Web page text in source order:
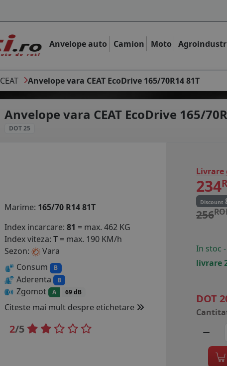
Anvelope auto Camion Moto
CEAT Anvelope vara CEAT EcoDrive 165/70R14 81T
Anvelope vara CEAT EcoDrive 165/
DOT 25
Marime: 165/70 R14 81T
Index incarcare: 81 = max. 462 KG
Index viteza: T = max. 190 KM/h
Sezon:
Vara
Consum
B
Aderenta B
Zgomot A 69 dB
Citeste mai mult despre etichetare
2/5
234
Discount
256
In stoc
livrare
DOT